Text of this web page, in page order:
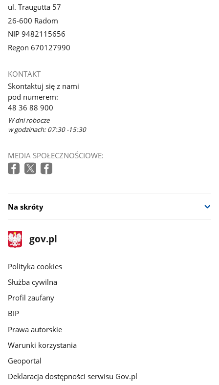
ul. Traugutta 57
26-600 Radom
NIP 9482115656
Regon 670127990
KONTAKT
Skontaktuj się z nami
pod numerem:
48 36 88 900
W dni robocze
w godzinach: 07:30 -15:30
MEDIA SPOŁECZNOŚCIOWE:
Na skróty
stopka
gov.pl
Strona
gov.pl
gov.pl
Polityka cookies
Służba cywilna
Profil zaufany
BIP
Prawa autorskie
Warunki korzystania
Geoportal
Deklaracja dostępności serwisu Gov.pl